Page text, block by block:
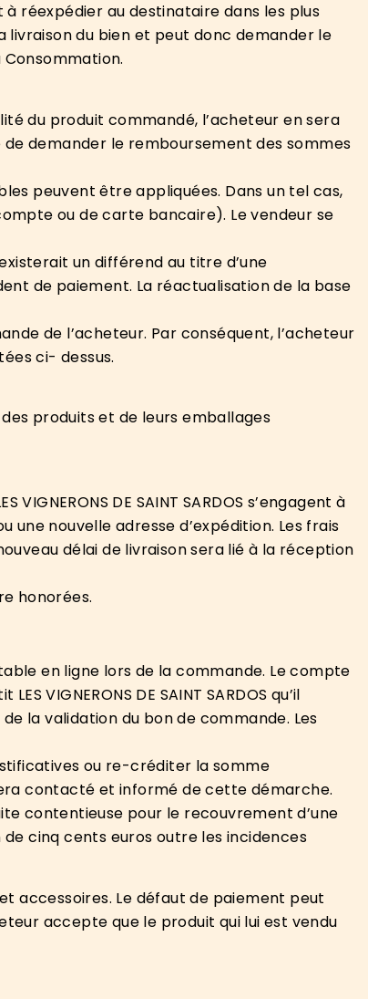
à réexpédier au destinataire dans les plus
livraison du bien et peut donc demander le
du produit commandé, l’acheteur en sera
de demander le remboursement des sommes
peuvent être appliquées. Dans un tel cas,
ou de carte bancaire). Le vendeur se
un différend au titre d’une
de paiement. La réactualisation de la base
de l’acheteur. Par conséquent, l’acheteur
ci- dessus.
des produits et de leurs emballages
DE SAINT SARDOS s’engagent à
nouvelle adresse d’expédition. Les frais
délai de livraison sera lié à la réception
honorées.
en ligne lors de la commande. Le compte
VIGNERONS DE SAINT SARDOS qu’il
la validation du bon de commande. Les
ou re-créditer la somme
contacté et informé de cette démarche.
contentieuse pour le recouvrement d’une
cinq cents euros outre les incidences
accessoires. Le défaut de paiement peut
accepte que le produit qui lui est vendu